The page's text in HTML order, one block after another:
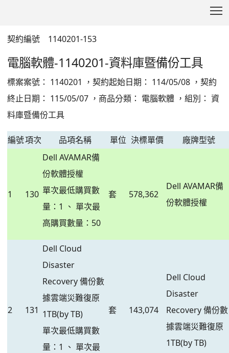
資料庫暨備份工具
契約編號 1140201-153
電腦軟體-1140201-資料庫暨備份工具
標案案號： 1140201 ，契約起始日期： 114/05/08 ，契約
終止日期： 115/05/07 ，商品分類： 電腦軟體 ，組別： 資
料庫暨備份工具
編號項次 品項名稱 單位 決標單價 廠牌型號
1 130
Dell AVAMAR備
份軟體授權
單次最低購買數
量：1 、 單次最
高購買數量：50
套 578,362
Dell AVAMAR備
份軟體授權
2 131
Dell Cloud
Disaster
Recovery 備份數
據雲端災難復原
1TB(by TB)
單次最低購買數
量：1 、 單次最
套 143,074
Dell Cloud
Disaster
Recovery 備份數
據雲端災難復原
1TB(by TB)